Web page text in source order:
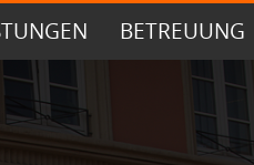
BETREUUNG